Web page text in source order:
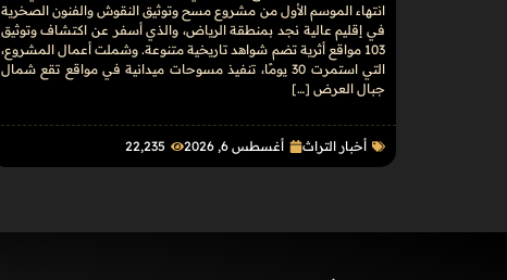
انتهاء الموسم الأول من مشروع مسح وتوثيق النقوش والفنون الصخرية
في إقليم عالية نجد بمنطقة الرياض، والذي أسفر عن اكتشاف وتوثيق
103 مواقع أثرية تضم شواهد تاريخية متنوعة. وشملت أعمال المشروع،
التي استمرت 30 يومًا، تنفيذ مسوحات ميدانية في مواقع تقع شمال
جبال العرض […]
أخبار التراث أغسطس 6, 2026 22٬235